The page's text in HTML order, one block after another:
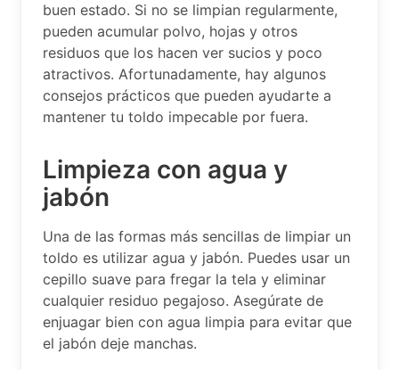
buen estado. Si no se limpian regularmente,
pueden acumular polvo, hojas y otros
residuos que los hacen ver sucios y poco
atractivos. Afortunadamente, hay algunos
consejos prácticos que pueden ayudarte a
mantener tu toldo impecable por fuera.
Limpieza con agua y
jabón
Una de las formas más sencillas de limpiar un
toldo es utilizar agua y jabón. Puedes usar un
cepillo suave para fregar la tela y eliminar
cualquier residuo pegajoso. Asegúrate de
enjuagar bien con agua limpia para evitar que
el jabón deje manchas.